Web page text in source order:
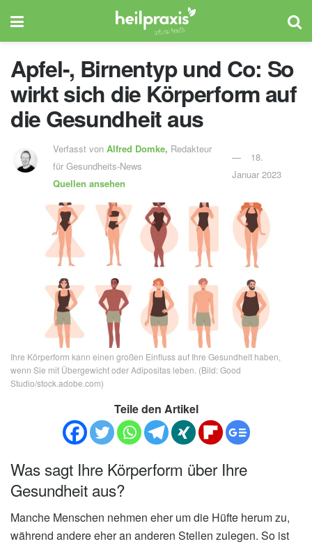
Apfel-, Birnentyp und Co: So
wirkt sich die Körperform auf
die Gesundheit aus
Verfasst von Alfred Domke, Redakteur
für Gesundheits-News
Quellen ansehen
18.
Januar 2023
Ihre Körperform kann einen großen Einfluss auf Ihre Gesundheit haben,
wenn Sie mit Übergewicht oder Adipositas leben. (Bild: Good
Studio/stock.adobe.com)
Teile den Artikel
Was sagt Ihre Körperform über Ihre
Gesundheit aus?
Manche Menschen nehmen eher um die Hüfte herum zu,
während andere eher an anderen Stellen zulegen. So ist